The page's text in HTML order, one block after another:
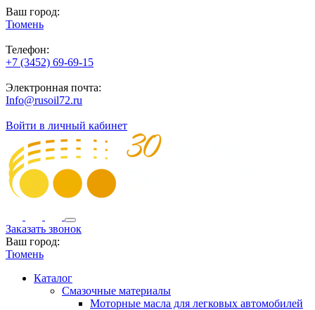
Ваш город:
Тюмень
Телефон:
+7 (3452) 69-69-15
Электронная почта:
Info@rusoil72.ru
Войти в личный кабинет
Заказать звонок
Ваш город:
Тюмень
Каталог
Смазочные материалы
Моторные масла для легковых автомобилей